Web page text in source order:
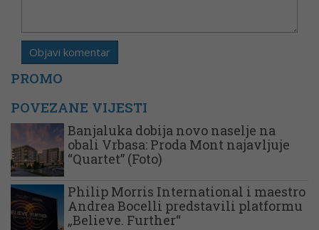
PROMO
POVEZANE VIJESTI
Banjaluka dobija novo naselje na
obali Vrbasa: Proda Mont najavljuje
“Quartet” (Foto)
Philip Morris International i maestro
Andrea Bocelli predstavili platformu
„Believe. Further“